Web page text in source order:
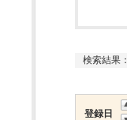
検索結果：
登録日